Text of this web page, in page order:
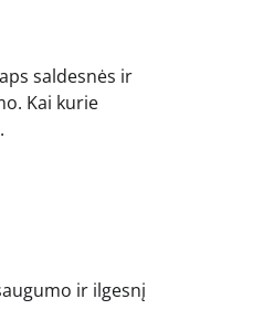
saldesnės ir
Kai kurie
ir ilgesnį